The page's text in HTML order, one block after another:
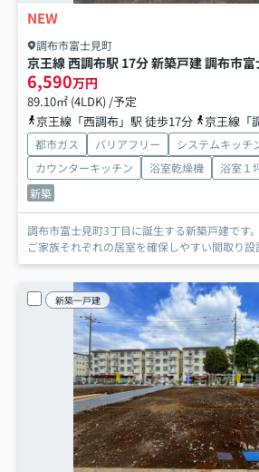
NEW
調布市富士見町
6,590万円
89.10㎡ (4LDK) /予定
京王線「西調布」駅 徒歩17分
京王線「
都市ガス バリアフリー
システムキッチ
カウンターキッチン
浴室乾燥機
浴室１
新築
調布市富士見町3丁目に誕生する新築戸建です
ご家族それぞれの居室を確保しやすい間取り設
新築一戸建